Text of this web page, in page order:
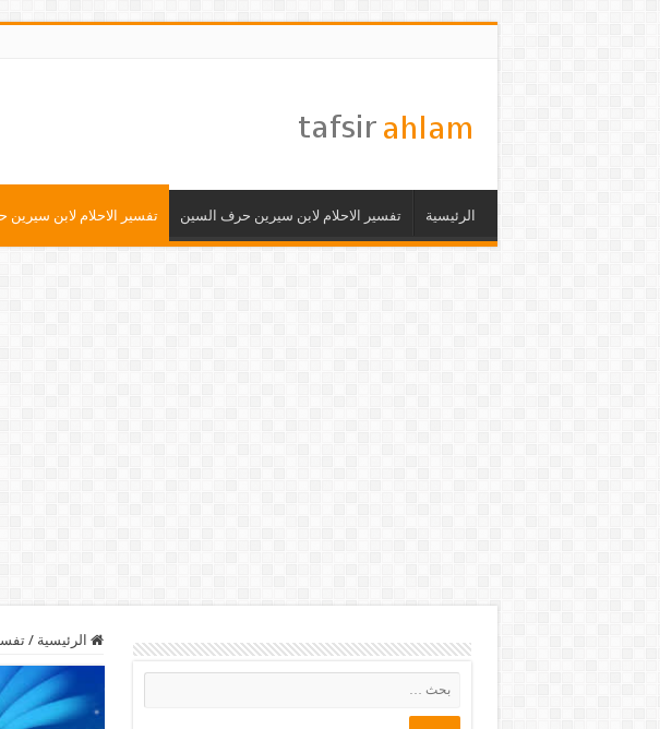
الرئيسية تفسير الاحلام لابن سيرين حرف السين تفسير الاحلام لابن
الرئيسية /